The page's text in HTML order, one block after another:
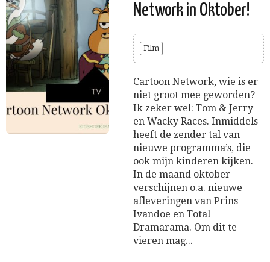
Network in Oktober!
Film
Cartoon Network, wie is er
niet groot mee geworden?
Ik zeker wel: Tom & Jerry
en Wacky Races. Inmiddels
heeft de zender tal van
nieuwe programma’s, die
ook mijn kinderen kijken.
In de maand oktober
verschijnen o.a. nieuwe
afleveringen van Prins
Ivandoe en Total
Dramarama. Om dit te
vieren mag...